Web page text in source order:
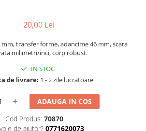
de interior in
caneluri
ascutite
filete
20,00 Lei
transfer forme, adancime 46 mm, scara
milimetri/inci, corp robust.
IN STOC
de livrare: 1 - 2 zile lucratoare
ADAUGA IN COS
Cod Produs: 70870
de ajutor? 0771620073